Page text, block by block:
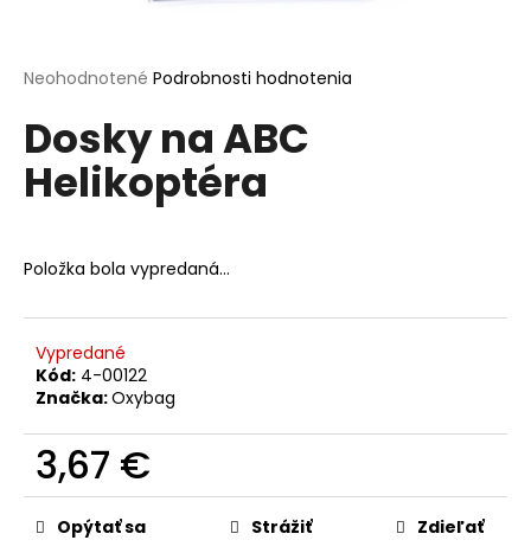
Priemerné
produktu
je
0,0
Neohodnotené Podrobnosti hodnotenia
Dosky na ABC
Helikoptéra
Položka bola vypredaná…
Vypredané
Kód: 4-00122
Značka:Oxybag
3,67 €
Jednotková
cena:Opýtať sa Strážiť Zdieľať
s
ť
?
HĽADAŤ
O
d
p
o
ú
č